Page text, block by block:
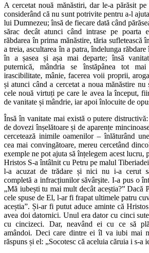
A cercetat nouă mănăstiri, dar le-a părăsit
considerând că nu sunt potrivite pentru a-l
lui Dumnezeu; însă de fiecare dată când
sărac decât atunci când intrase pe poarta
răbdarea în prima mănăstire, tăria sufletească
a treia, ascultarea în a patra, îndelunga răbdare
în a șasea și așa mai departe; însă
puternică, mândria se înstăpânea tot
irascibilitate, mânie, facerea voii proprii,
și atunci când a cercetat a noua mănăstire
cele nouă virtuți pe care le avea la început,
de vanitate și mândrie, iar apoi înlocuite de
Însă în vanitate mai există o putere distructivă:
de dovezi înșelătoare și de aparențe
cercetează inimile oamenilor – înlăturând
cea mai convingătoare, mereu cercetând
exemple ne pot ajuta să înțelegem acest lucru,
Hristos S-a întâlnit cu Petru pe malul
l-a acuzat de trădare și nici nu i-a cerut
completă a infracțiunilor săvârșite. I-a pus o
„Mă iubești tu mai mult decât aceștia?” Dacă
cele spuse de El, l-ar fi frapat ultimele patru
aceștia”. Și-ar fi putut aduce aminte că
avea doi datornici. Unul era dator cu cinci
cu cincizeci. Dar, neavând ei cu ce să
amândoi. Deci care dintre ei îl va iubi mai
răspuns și el: „Socotesc că aceluia căruia i s-a